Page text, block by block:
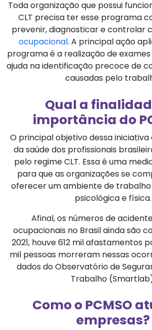
Toda organização que possui
CLT precisa ter esse programa
prevenir, diagnosticar e controlar
ocupacional. A principal ação
programa é a realização de
ajuda na identificação precoce de
causadas pelo
Qual a
importância do
O principal objetivo dessa
da saúde dos profissionais
pelo regime CLT. Essa é uma
para que as organizações se
oferecer um ambiente de
psicológica e física.
Afinal, os números de
ocupacionais no Brasil ainda são
2021, houve 612 mil afastamentos
mil pessoas morreram nessas
dados do Observatório de
Trabalho
Como o PCMSO
empresas?